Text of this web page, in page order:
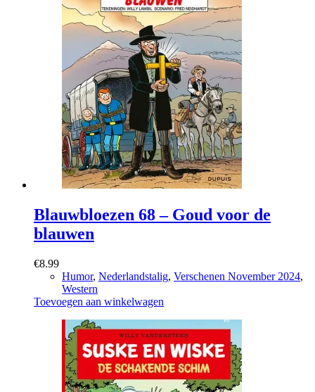
Blauwbloezen 68 – Goud voor de
blauwen
€8.99
Humor, Nederlandstalig, Verschenen November 2024,
Western
Toevoegen aan winkelwagen